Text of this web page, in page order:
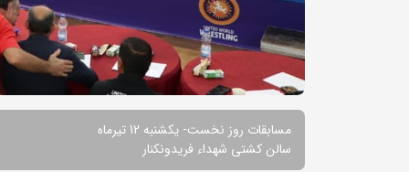
مسابقات روز نخست- یکشنبه 12 تیرماه
سالن کشتی شهداء فریدونکنار